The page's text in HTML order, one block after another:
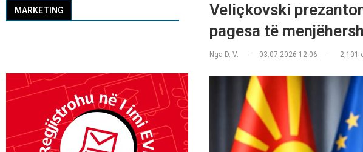
Veliçkovski
pagesa të
Nga D. V. 03.07.2026 12:06 2,101
MARKETING